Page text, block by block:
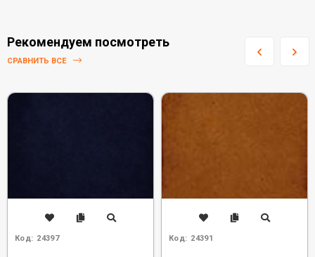
Рекомендуем посмотреть
СРАВНИТЬ ВСЕ
Код: 24397 Код: 24391